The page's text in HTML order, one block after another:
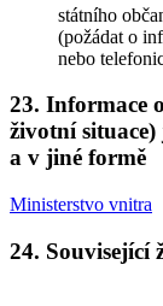
státního
(požádat o
nebo
23. Informace
životní
a v jiné formě
Ministerstvo vnitra
24. Související